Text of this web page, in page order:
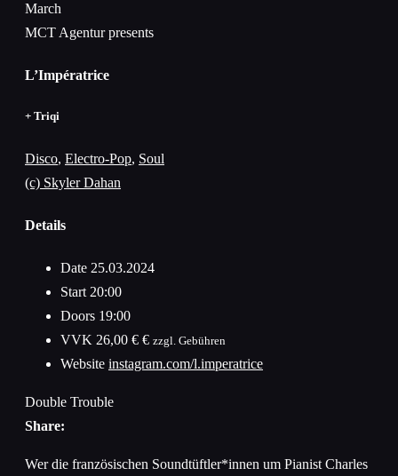
March
MCT Agentur presents
L’Impératrice
+ Triqi
Disco, Electro-Pop, Soul
(c) Skyler Dahan
Details
Date 25.03.2024
Start 20:00
Doors 19:00
VVK 26,00 € € zzgl. Gebühren
Website instagram.com/l.imperatrice
Double Trouble
Share:
Wer die französischen Soundtüftler*innen um Pianist Charles